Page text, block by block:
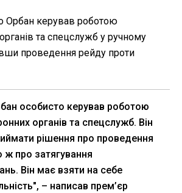
Орбан керував роботою
та спецслужб у ручному
проведення рейду проти
особисто керував роботою
органів та спецслужб. Він
рішення про проведення
ж про затягування
Він має взяти на себе
– написав прем’єр